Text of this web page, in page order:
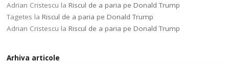
Adrian Cristescu laRiscul de a paria pe Donald Trump
Tagetes laRiscul de a paria pe Donald Trump
Adrian Cristescu laRiscul de a paria pe Donald Trump
Arhiva articole